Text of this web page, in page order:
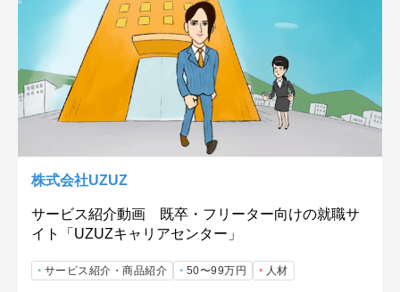
資料ダウンロード
株式会社UZUZ
サービス紹介動画 既卒・フリーター向けの就職サ
イト「UZUZキャリアセンター」
サービス紹介・商品紹介 50〜99万円 人材